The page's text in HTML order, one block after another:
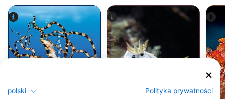
Alamy/Reinhard Dirscherl
Ośmiornica
SSI-Peter-Schinck
Ślimak
polski Polityka prywatności